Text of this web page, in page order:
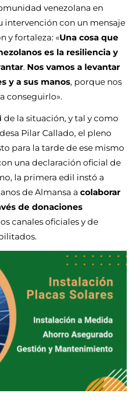
venezolana en
intervención con un mensaje
y fortaleza: «Una cosa que
es la resiliencia y
. Nos vamos a levantar
y a sus manos, porque nos
conseguirlo».
de la situación, y tal y como
Pilar Callado, el pleno
para la tarde de ese mismo
una declaración oficial de
la primera edil instó a
de Almansa a colaborar
de donaciones
canales oficiales y de